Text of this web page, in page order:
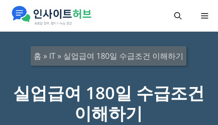
메
홈 » IT » 실업급여 180일 수급조건 이해하기
실업급여 180일 수급조건
이해하기